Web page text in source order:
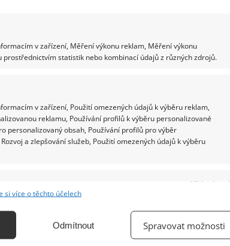
v zařízení, Měření výkonu reklam, Měření výkonu
prostřednictvím statistik nebo kombinací údajů z různých zdrojů.
v zařízení, Použití omezených údajů k výběru reklam,
reklamu, Používání profilů k výběru personalizované
personalizovaný obsah, Používání profilů pro výběr
a zlepšování služeb, Použití omezených údajů k výběru
Vždy aktivní
automaticky přenášených informací.
si více o těchto účelech
Odmítnout Spravovat možnosti